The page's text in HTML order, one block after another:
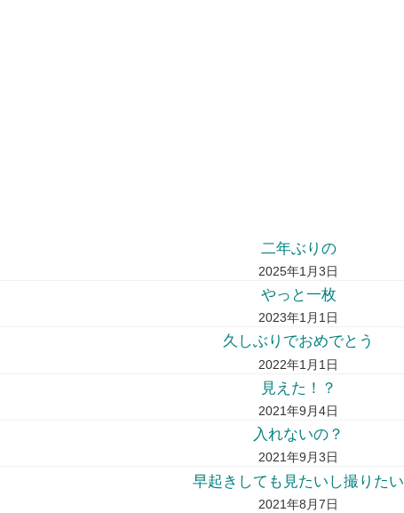
二年ぶりの
2025年1月3日
やっと一枚
2023年1月1日
久しぶりでおめでとう
2022年1月1日
見えた！？
2021年9月4日
入れないの？
2021年9月3日
早起きしても見たいし撮りたい
2021年8月7日